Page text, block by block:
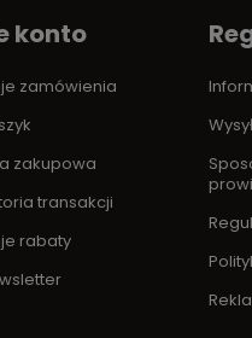
konto
zamówienia
zakupowa
transakcji
rabaty